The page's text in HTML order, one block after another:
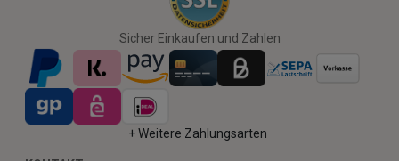
Sicher Einkaufen und Zahlen
+ Weitere Zahlungsarten